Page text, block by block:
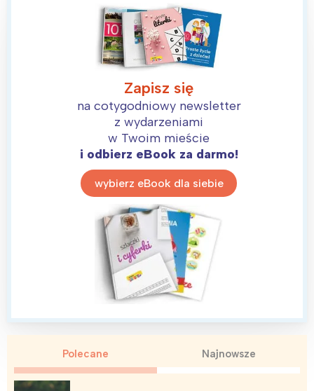
Zapisz się
na cotygodniowy newsletter
z wydarzeniami
w Twoim mieście
i odbierz eBook za darmo!
wybierz eBook dla siebie
Polecane Najnowsze
Interesują mnie wydarzenia z
tego regionu:
Warszawa
Łódź
Śląsk